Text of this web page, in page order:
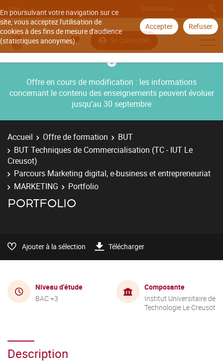
En poursuivant votre navigation sur ce
site, vous acceptez l'utilisation de
cookies à des fins de mesure d'audience
(statistiques anonymes).
Accepter Refuser
Aller à
Se connecter
Offre en cours de modification : les informations
concernant le contenu des enseignements peuvent évoluer
jusqu’au 30 septembre
Accueil Offre de formation
BUT
BUT Techniques de Commercialisation (TC - IUT Le
Creusot)
Parcours Marketing digital, e-business et entrepreneuriat
MARKETING
Portfolio
PORTFOLIO
Ajouter à la sélection Télécharger
Niveau d'étude
BAC +3
Composante
Institut Universitaire de
Technologie Le Creusot
Description